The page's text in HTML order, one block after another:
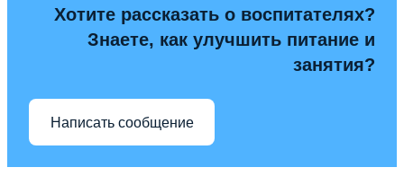
Хотите рассказать о воспитателях?
Знаете, как улучшить питание и
занятия?
Написать сообщение